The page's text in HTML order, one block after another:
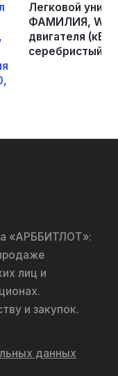
Легковой
ФАМИЛИЯ,
двигателя
серебристый.
«АРББИТЛОТ»:
лиц и
и закупок.
данных